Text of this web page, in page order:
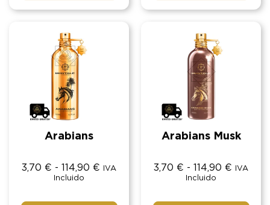
Arabians
3,70 € - 114,90 €
IVA
Incluido
Arabians Musk
3,70 € - 114,90 €
IVA
Incluido